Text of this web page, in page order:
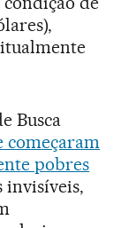
Busca
começaram
pobres
invisíveis,